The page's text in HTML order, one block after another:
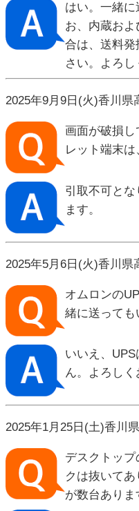
はい。一緒
お、内蔵お
合は、送料
さい。よろし
2025年9月9日(火)香川県
画面が破損
レット端末は
引取不可と
ます。
2025年5月6日(火)香川県
オムロンの
緒に送っても
いいえ、
ん。よろしく
2025年1月25日(土)香川
デスクトッ
クは抜いて
が数台ありま